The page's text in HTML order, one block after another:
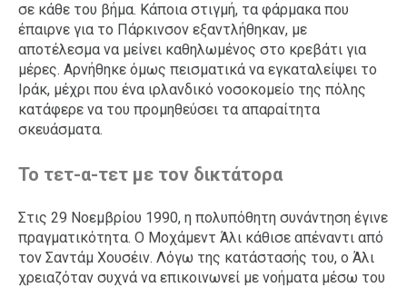
σε κάθε του βήμα. Κάποια στιγμή, τα φάρμακα που
έπαιρνε για το Πάρκινσον εξαντλήθηκαν, με
αποτέλεσμα να μείνει καθηλωμένος στο κρεβάτι για
μέρες. Αρνήθηκε όμως πεισματικά να εγκαταλείψει το
Ιράκ, μέχρι που ένα ιρλανδικό νοσοκομείο της πόλης
κατάφερε να του προμηθεύσει τα απαραίτητα
σκευάσματα.
Το τετ-α-τετ με τον δικτάτορα
Στις 29 Νοεμβρίου 1990, η πολυπόθητη συνάντηση έγινε
πραγματικότητα. Ο Μοχάμεντ Άλι κάθισε απέναντι από
τον Σαντάμ Χουσέιν. Λόγω της κατάστασής του, ο Άλι
χρειαζόταν συχνά να επικοινωνεί με νοήματα μέσω του